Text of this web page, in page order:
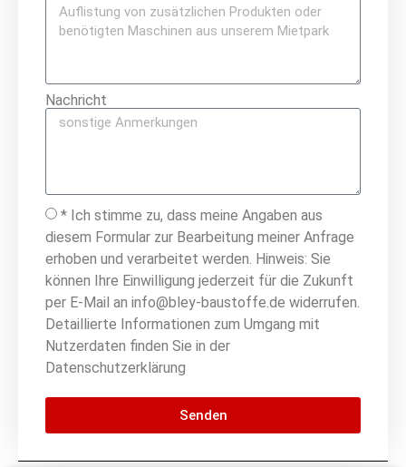
Nachricht
* Ich stimme zu, dass meine Angaben aus
diesem Formular zur Bearbeitung meiner Anfrage
erhoben und verarbeitet werden. Hinweis: Sie
können Ihre Einwilligung jederzeit für die Zukunft
per E-Mail an info@bley-baustoffe.de widerrufen.
Detaillierte Informationen zum Umgang mit
Nutzerdaten finden Sie in der
Datenschutzerklärung
Senden